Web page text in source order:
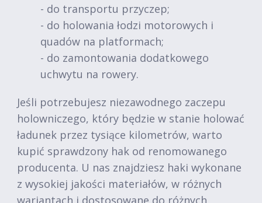
- do transportu przyczep;
- do holowania łodzi motorowych i
quadów na platformach;
- do zamontowania dodatkowego
uchwytu na rowery.
Jeśli potrzebujesz niezawodnego zaczepu
holowniczego, który będzie w stanie holować
ładunek przez tysiące kilometrów, warto
kupić sprawdzony hak od renomowanego
producenta. U nas znajdziesz haki wykonane
z wysokiej jakości materiałów, w różnych
wariantach i dostosowane do różnych